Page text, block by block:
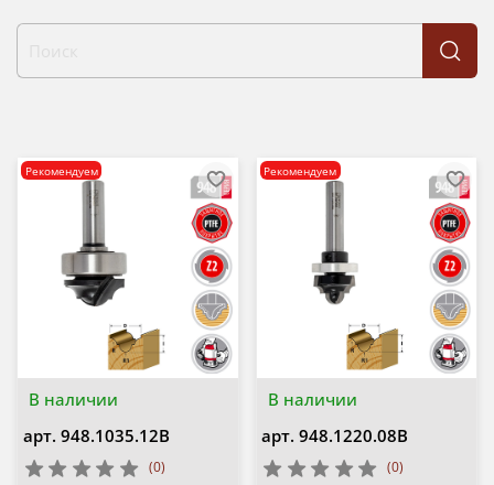
В наличии
Рекомендуем
арт. 948.1035.12B
(0)
В наличии
Рекомендуем
арт. 948.1220.08B
(0)